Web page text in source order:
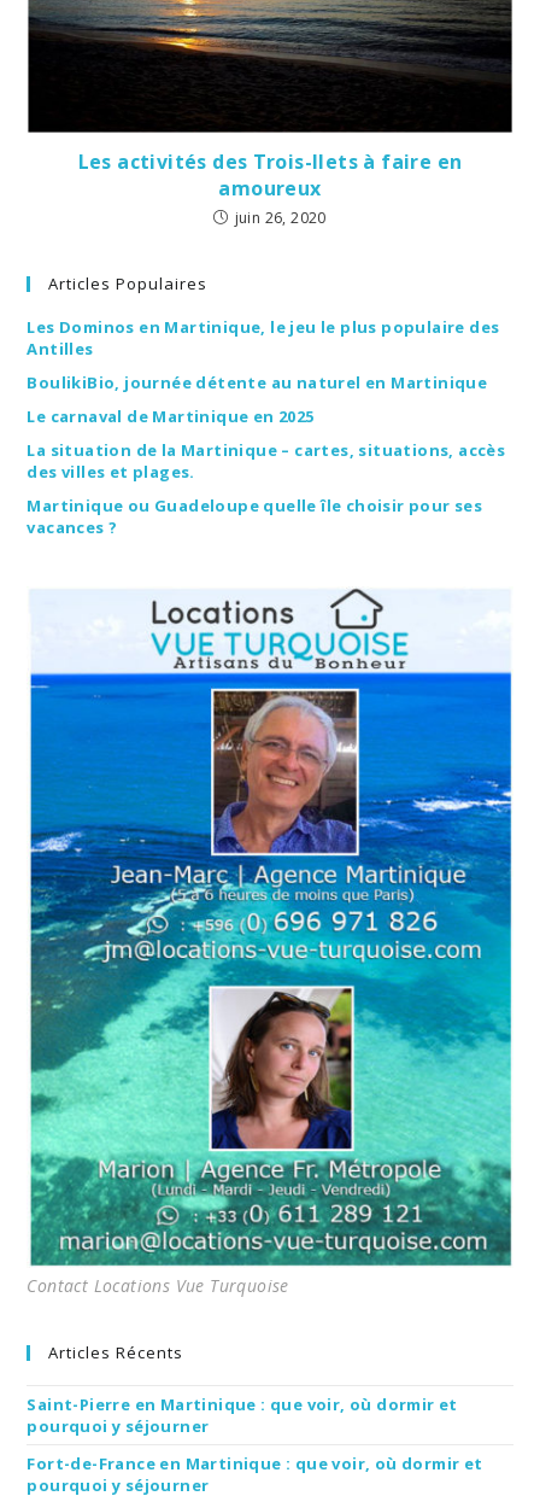
Les activités des Trois-Ilets à faire en
amoureux
juin 26, 2020
Articles Populaires
Les Dominos en Martinique, le jeu le plus populaire des
Antilles
BoulikiBio, journée détente au naturel en Martinique
Le carnaval de Martinique en 2025
La situation de la Martinique – cartes, situations, accès
des villes et plages.
Martinique ou Guadeloupe quelle île choisir pour ses
vacances ?
Contact Locations Vue Turquoise
Articles Récents
Saint-Pierre en Martinique : que voir, où dormir et
pourquoi y séjourner
Fort-de-France en Martinique : que voir, où dormir et
pourquoi y séjourner